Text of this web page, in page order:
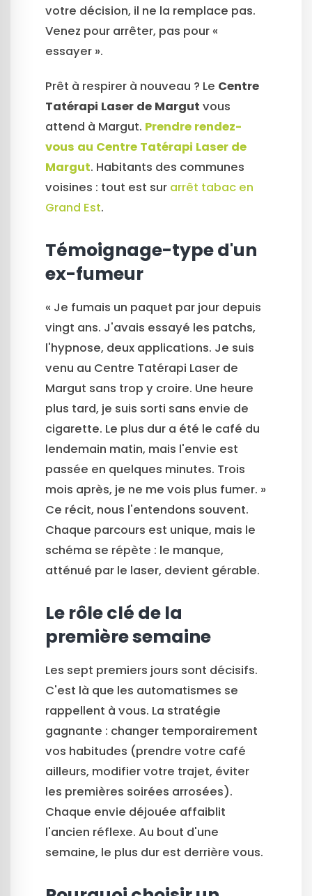
votre décision, il ne la remplace pas.
Venez pour arrêter, pas pour «
essayer ».
Prêt à respirer à nouveau ? Le Centre
Tatérapi Laser de Margut vous
attend à Margut. Prendre rendez-
vous au Centre Tatérapi Laser de
Margut. Habitants des communes
voisines : tout est sur arrêt tabac en
Grand Est.
Témoignage-type d'un
ex-fumeur
« Je fumais un paquet par jour depuis
vingt ans. J'avais essayé les patchs,
l'hypnose, deux applications. Je suis
venu au Centre Tatérapi Laser de
Margut sans trop y croire. Une heure
plus tard, je suis sorti sans envie de
cigarette. Le plus dur a été le café du
lendemain matin, mais l'envie est
passée en quelques minutes. Trois
mois après, je ne me vois plus fumer. »
Ce récit, nous l'entendons souvent.
Chaque parcours est unique, mais le
schéma se répète : le manque,
atténué par le laser, devient gérable.
Le rôle clé de la
première semaine
Les sept premiers jours sont décisifs.
C'est là que les automatismes se
rappellent à vous. La stratégie
gagnante : changer temporairement
vos habitudes (prendre votre café
ailleurs, modifier votre trajet, éviter
les premières soirées arrosées).
Chaque envie déjouée affaiblit
l'ancien réflexe. Au bout d'une
semaine, le plus dur est derrière vous.